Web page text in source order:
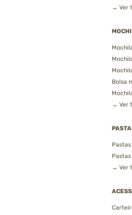
→ Ver
Bolsa
→ Ver
→ Ver